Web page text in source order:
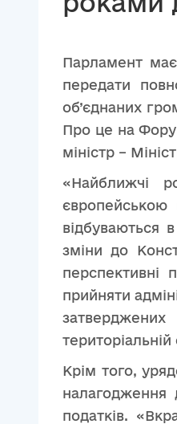
Парламент має
передати
об’єднаних
Про це на
міністр –
«Найближчі
європейською
відбуваються
зміни до
перспективні
прийняти
Крім того,
налагодження
податків.